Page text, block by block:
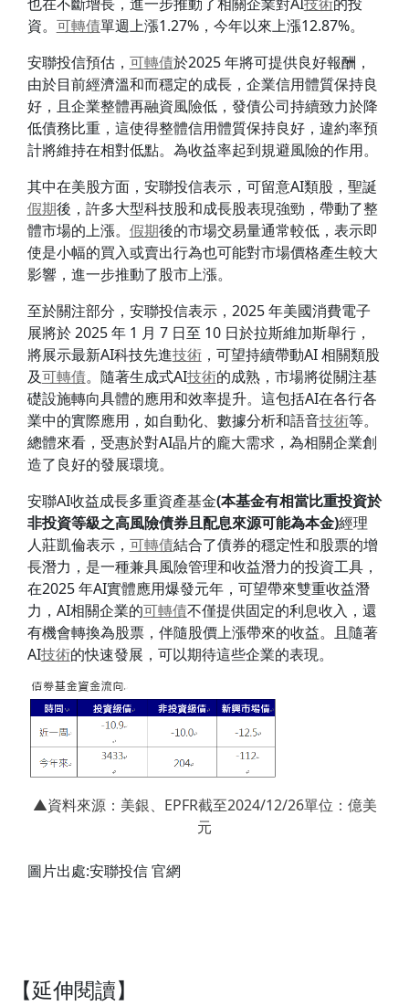
也在不斷增長，進一步推動了相關企業對AI技術的投
資。 可轉債單週上漲1.27%，今年以來上漲12.87%。
安聯投信預估， 可轉債於2025 年將可提供良好報酬，
由於目前經濟溫和而穩定的成長，企業信用體質保持良
好，且企業整體再融資風險低，發債公司持續致力於降
低債務比重，這使得整體信用體質保持良好，違約率預
計將維持在相對低點。為收益率起到規避風險的作用。
其中在美股方面，安聯投信表示，可留意AI類股，聖誕
假期後，許多大型科技股和成長股表現強勁，帶動了整
體市場的上漲。 假期後的市場交易量通常較低，表示即
使是小幅的買入或賣出行為也可能對市場價格產生較大
影響，進一步推動了股市上漲。
至於關注部分，安聯投信表示，2025 年美國消費電子
展將於 2025 年 1 月 7 日至 10 日於拉斯維加斯舉行，
將展示最新AI科技先進技術，可望持續帶動AI 相關類股
及可轉債。隨著生成式AI技術的成熟，市場將從關注基
礎設施轉向具體的應用和效率提升。這包括AI在各行各
業中的實際應用，如自動化、數據分析和語音技術等。
總體來看，受惠於對AI晶片的龐大需求，為相關企業創
造了良好的發展環境。
安聯AI收益成長多重資產基金(本基金有相當比重投資於
非投資等級之高風險債券且配息來源可能為本金)經理
人莊凱倫表示， 可轉債結合了債券的穩定性和股票的增
長潛力，是一種兼具風險管理和收益潛力的投資工具，
在2025 年AI實體應用爆發元年，可望帶來雙重收益潛
力，AI相關企業的可轉債不僅提供固定的利息收入，還
有機會轉換為股票，伴隨股價上漲帶來的收益。且隨著
AI技術的快速發展，可以期待這些企業的表現。
▲資料來源：美銀、EPFR截至2024/12/26單位：億美
元
圖片出處:安聯投信 官網
【延伸閱讀】